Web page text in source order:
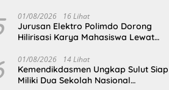
01/08/2026 16 Lihat
Jurusan Elektro Polimdo Dorong
Hilirisasi Karya Mahasiswa Lewat
01/08/2026 14 Lihat
Kemendikdasmen Ungkap Sulut Siap
Miliki Dua Sekolah Nasional